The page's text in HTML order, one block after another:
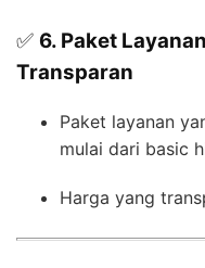
✅ 6. Paket
Transparan
Paket layanan
mulai dari basic
Harga yang